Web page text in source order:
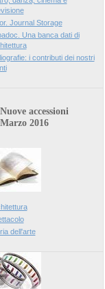
Journal Storage
Una banca dati di
i contributi dei nostri
Nuove accessioni
Marzo 2016
dell'arte